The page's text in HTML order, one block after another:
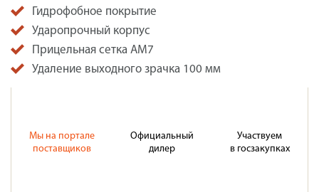
Гидрофобное покрытие
Ударопрочный корпус
Прицельная сетка АМ7
Удаление выходного зрачка 100 мм
Мы на портале
поставщиков
Официальный
дилер
Участвуем
в госзакупках